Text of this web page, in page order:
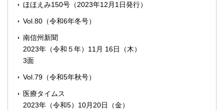
ほほえみ150号（2023年12月1日発行）
Vol.80（令和6年冬号）
南信州新聞
2023年（令和５年）11月 16日（木）
3面
Vol.79（令和5年秋号）
医療タイムス
2023年（令和5）10月20日（金）